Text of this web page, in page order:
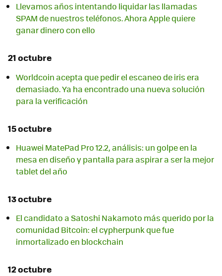
Llevamos años intentando liquidar las llamadas
SPAM de nuestros teléfonos. Ahora Apple quiere
ganar dinero con ello
21 octubre
Worldcoin acepta que pedir el escaneo de iris era
demasiado. Ya ha encontrado una nueva solución
para la verificación
15 octubre
Huawei MatePad Pro 12.2, análisis: un golpe en la
mesa en diseño y pantalla para aspirar a ser la mejor
tablet del año
13 octubre
El candidato a Satoshi Nakamoto más querido por la
comunidad Bitcoin: el cypherpunk que fue
inmortalizado en blockchain
12 octubre